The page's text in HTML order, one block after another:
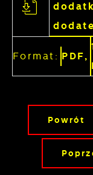
Format: PDF,
Powrót